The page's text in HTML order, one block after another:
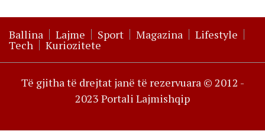
Ballina Lajme Sport Magazina Lifestyle
Tech Kuriozitete
Të gjitha të drejtat janë të rezervuara © 2012 -
2023 Portali Lajmishqip